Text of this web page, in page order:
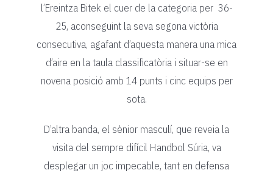
l’Ereintza Bitek el cuer de la categoria per 36-
25, aconseguint la seva segona victòria
consecutiva, agafant d’aquesta manera una mica
d’aire en la taula classificatòria i situar-se en
novena posició amb 14 punts i cinc equips per
sota.
D’altra banda, el sènior masculí, que reveia la
visita del sempre difícil Handbol Súria, va
desplegar un joc impecable, tant en defensa